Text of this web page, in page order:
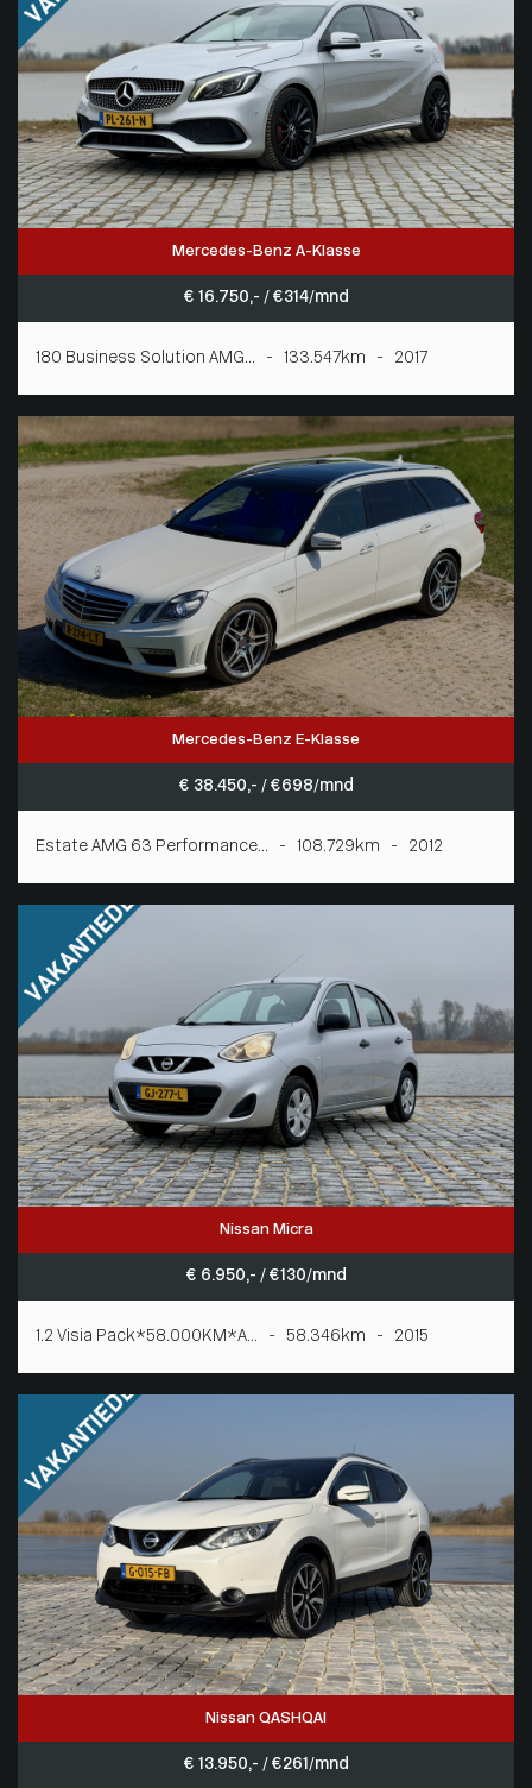
Mercedes-Benz A-Klasse
€ 16.750,- / € 314/mnd
180 Business Solution AMG... - 133.547km - 2017
Mercedes-Benz E-Klasse
€ 38.450,- / € 698/mnd
Estate AMG 63 Performance... - 108.729km - 2012
Nissan Micra
€ 6.950,- / € 130/mnd
1.2 Visia Pack*58.000KM*A... - 58.346km - 2015
Nissan QASHQAI
€ 13.950,- / € 261/mnd